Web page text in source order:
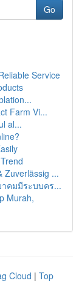
Go
Service
Farm Vi...
al...
Zuverlässig ...
คมมีระบบคร...
Murah,
Cloud | Top